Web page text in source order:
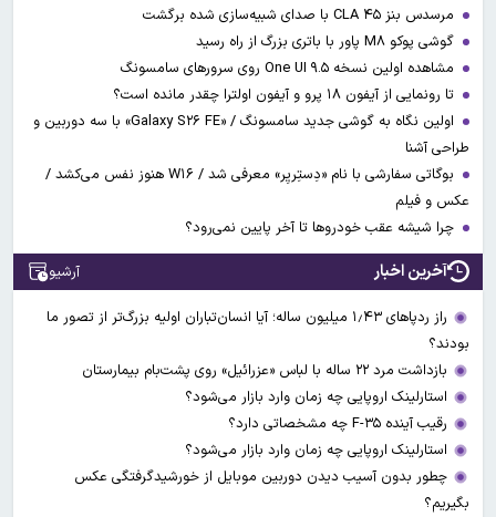
مرسدس بنز CLA ۴۵ با صدای شبیه‌سازی شده برگشت
گوشی پوکو M۸ پاور با باتری بزرگ از راه رسید
مشاهده اولین نسخه One UI ۹.۵ روی سرورهای سامسونگ
تا رونمایی از آیفون ۱۸ پرو و آیفون اولترا چقدر مانده است؟
اولین نگاه به گوشی جدید سامسونگ / «Galaxy S۲۶ FE» با سه دوربین و
طراحی آشنا
بوگاتی سفارشی با نام «دِستِریِر» معرفی شد / W۱۶ هنوز نفس می‌کشد /
عکس و فیلم
چرا شیشه عقب خودروها تا آخر پایین نمی‌رود؟
آخرین اخبار آرشیو
راز ردپاهای ۱٫۴۳ میلیون ساله؛ آیا انسان‌تباران اولیه بزرگ‌تر از تصور ما
بودند؟
بازداشت مرد ۲۲ ساله با لباس «عزرائیل» روی پشت‌بام بیمارستان
استارلینک اروپایی چه زمان وارد بازار می‌شود؟
رقیب آینده F-۳۵ چه مشخصاتی دارد؟
استارلینک اروپایی چه زمان وارد بازار می‌شود؟
چطور بدون آسیب دیدن دوربین موبایل از خورشیدگرفتگی عکس
بگیریم؟